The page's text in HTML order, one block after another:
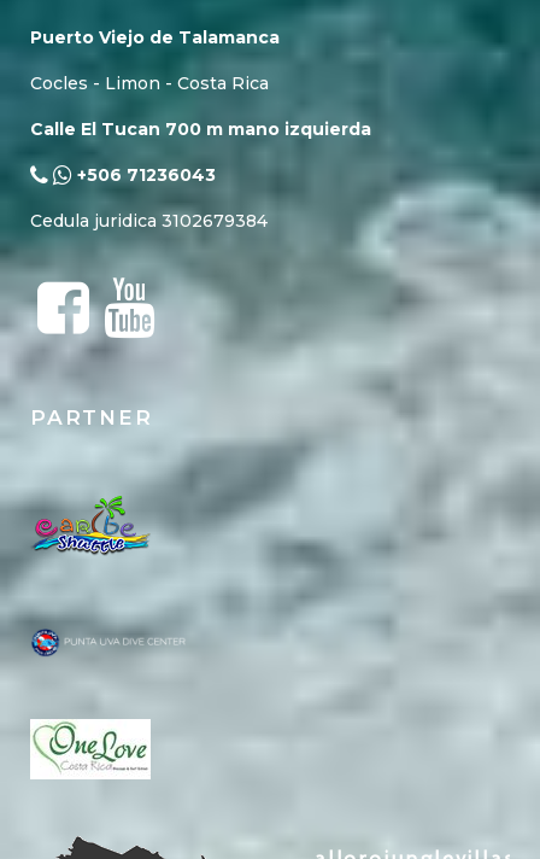
Puerto Viejo de Talamanca
Cocles - Limon - Costa Rica
Calle El Tucan 700 m mano izquierda
+506 71236043
Cedula juridica 3102679384
PARTNER